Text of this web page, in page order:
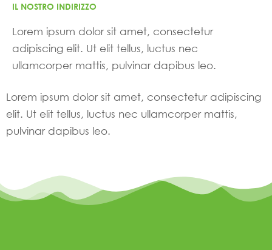
IL NOSTRO INDIRIZZO
Lorem ipsum dolor sit amet, consectetur
adipiscing elit. Ut elit tellus, luctus nec
ullamcorper mattis, pulvinar dapibus leo.
Lorem ipsum dolor sit amet, consectetur adipiscing
elit. Ut elit tellus, luctus nec ullamcorper mattis,
pulvinar dapibus leo.